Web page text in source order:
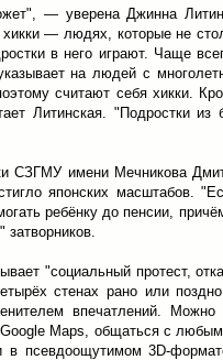
— уверена Джинна
— людях, которые не
в него играют. Чаще
на людей с
считают себя хикки.
Литинская. "Подростки
СЗГМУ имени Мечникова
японских масштабов.
ребёнку до пенсии,
"социальный протест,
стенах рано или
впечатлений.
Maps, общаться с
в псевдоощутимом 3D-